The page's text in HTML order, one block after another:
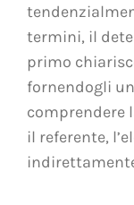
termini, il
primo
fornendogli
comprendere
il referente,